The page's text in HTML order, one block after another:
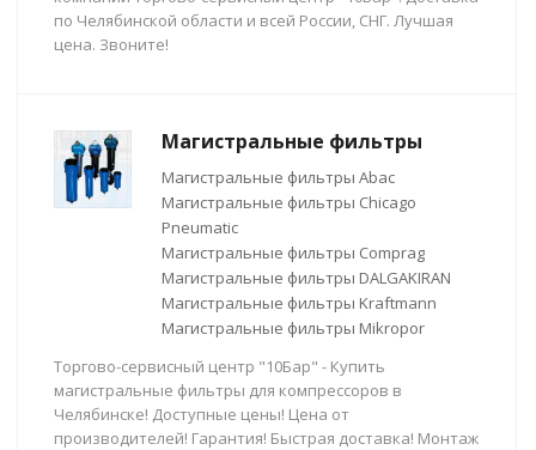
по Челябинской области и всей России, СНГ. Лучшая
цена. Звоните!
Магистральные фильтры
Магистральные фильтры Abac
Магистральные фильтры Chicago
Pneumatic
Магистральные фильтры Comprag
Магистральные фильтры DALGAKIRAN
Магистральные фильтры Kraftmann
Магистральные фильтры Mikropor
Торгово-сервисный центр "10Бар" - Купить
магистральные фильтры для компрессоров в
Челябинске! Доступные цены! Цена от
производителей! Гарантия! Быстрая доставка! Монтаж